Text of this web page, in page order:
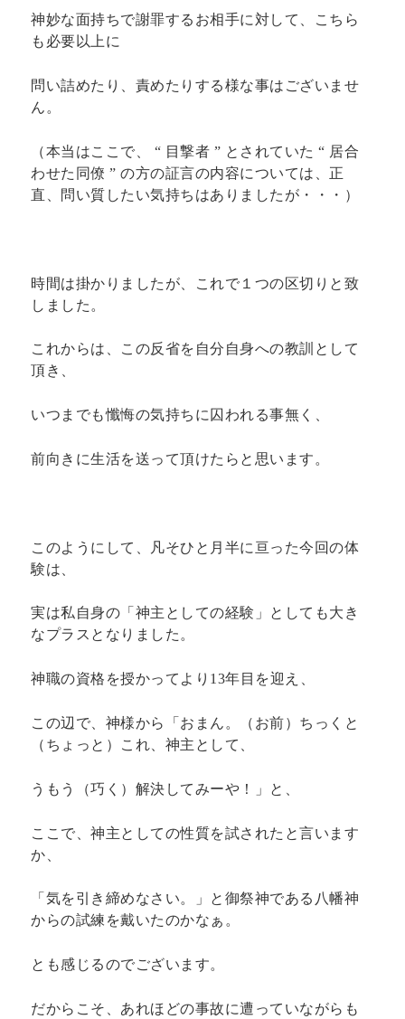
神妙な面持ちで謝罪するお相手に対して、こちら
も必要以上に
問い詰めたり、責めたりする様な事はございませ
ん。
（本当はここで、 “ 目撃者 ” とされていた “ 居合
わせた同僚 ” の方の証言の内容については、正
直、問い質したい気持ちはありましたが・・・）
時間は掛かりましたが、これで１つの区切りと致
しました。
これからは、この反省を自分自身への教訓として
頂き、
いつまでも懺悔の気持ちに囚われる事無く、
前向きに生活を送って頂けたらと思います。
このようにして、凡そひと月半に亘った今回の体
験は、
実は私自身の「神主としての経験」としても大き
なプラスとなりました。
神職の資格を授かってより13年目を迎え、
この辺で、神様から「おまん。（お前）ちっくと
（ちょっと）これ、神主として、
うもう（巧く）解決してみーや！」と、
ここで、神主としての性質を試されたと言います
か、
「気を引き締めなさい。」と御祭神である八幡神
からの試練を戴いたのかなぁ。
とも感じるのでございます。
だからこそ、あれほどの事故に遭っていながらも